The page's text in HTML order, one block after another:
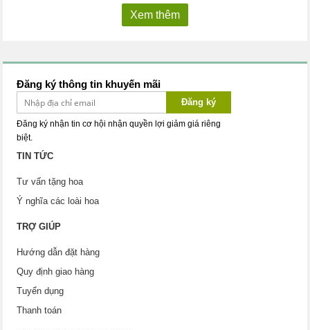
Xem thêm
Đăng ký thông tin khuyến mãi
Đăng ký
Đăng ký nhận tin cơ hội nhận quyền lợi giảm giá riêng
biệt.
TIN TỨC
Tư vấn tặng hoa
Ý nghĩa các loài hoa
TRỢ GIÚP
Hướng dẫn đặt hàng
Quy định giao hàng
Tuyển dụng
Thanh toán